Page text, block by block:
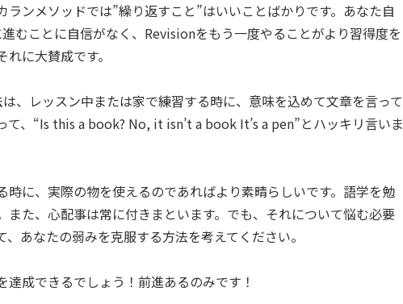
ランメソッドでは”繰り返すこと”はいいことばかりです。あなた自
むことに自信がなく、Revisionをもう一度やることがより習得度を
に大賛成です。
、レッスン中または家で練習する時に、意味を込めて文章を言って
て、“Is this a book? No, it isn’t a book It’s a pen”とハッキリ言いま
時に、実際の物を使えるのであればより素晴らしいです。語学を勉
また、心配事は常に付きまといます。でも、それについて悩む必要
あなたの弱みを克服する方法を考えてください。
成できるでしょう！前進あるのみです！